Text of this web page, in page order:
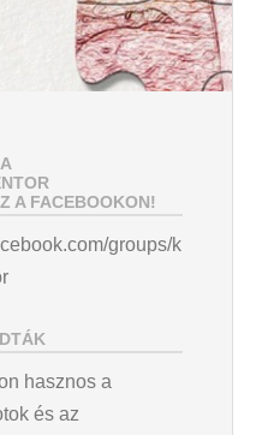
A FACEBOOKON!
groups/k
hasznos a
és az